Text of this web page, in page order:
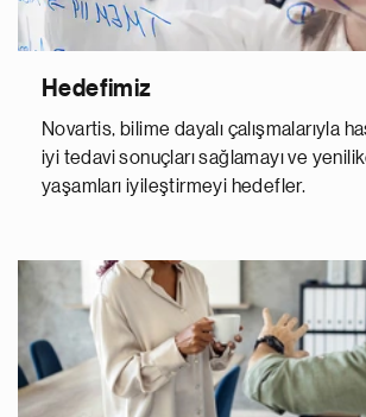
Hedefimiz
Novartis, bilime dayalı çalışmalarıyla
iyi tedavi sonuçları sağlamayı ve
yaşamları iyileştirmeyi hedefler.